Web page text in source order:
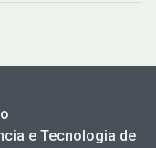
e Tecnologia de